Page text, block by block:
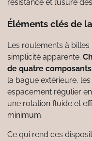
résistance et l’usure
Éléments clés de
Les roulements à
simplicité apparente.
de quatre
la bague extérieure,
espacement régulier
une rotation fluide et
minimum.
Ce qui rend ces